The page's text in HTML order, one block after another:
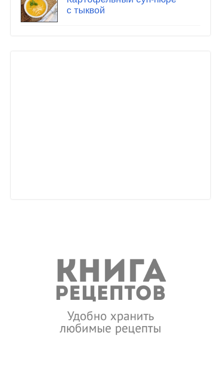
с тыквой